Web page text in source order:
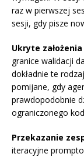
raz w pierwszej
sesji, gdy pisze
Ukryte
granice walidacji
dokładnie te
pomijane, gdy
prawdopodobnie
ograniczonego
Przekazanie
iteracyjne